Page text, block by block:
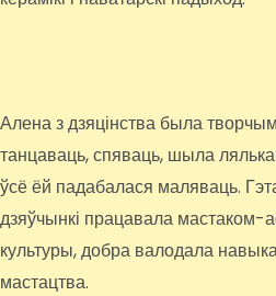
Алена з дзяцінства была
танцаваць, спяваць, шыла
ўсё ёй падабалася маляваць.
дзяўчынкі працавала
культуры, добра валодала
мастацтва.